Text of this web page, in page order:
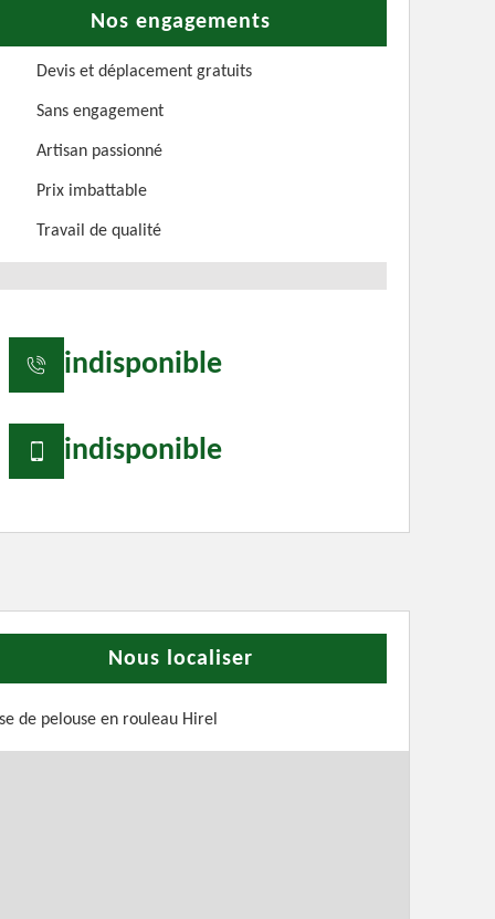
Nos engagements
Devis et déplacement gratuits
Sans engagement
Artisan passionné
Prix imbattable
Travail de qualité
indisponible
indisponible
Nous localiser
de pelouse en rouleau Hirel